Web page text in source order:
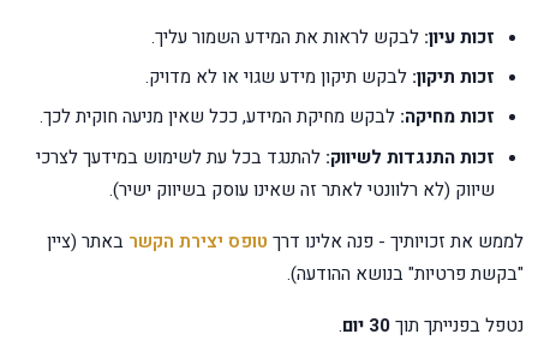
זכות עיון: לבקש לראות את המידע השמור עליך.
זכות תיקון: לבקש תיקון מידע שגוי או לא מדויק.
זכות מחיקה: לבקש מחיקת המידע, ככל שאין מניעה חוקית לכך.
זכות התנגדות לשיווק: להתנגד בכל עת לשימוש במידעך לצרכי
שיווק (לא רלוונטי לאתר זה שאינו עוסק בשיווק ישיר).
לממש את זכויותיך - פנה אלינו דרך טופס יצירת הקשר באתר (ציין
"בקשת פרטיות" בנושא ההודעה).
נטפל בפנייתך תוך30 יום .